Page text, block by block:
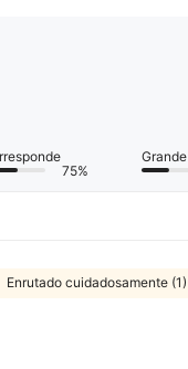
75%
Grande
Enrutado cuidadosamente (1)